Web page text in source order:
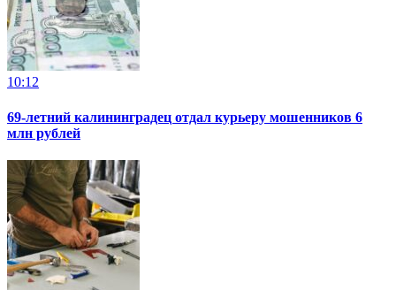
10:12
69-летний калининградец отдал курьеру мошенников 6
млн рублей